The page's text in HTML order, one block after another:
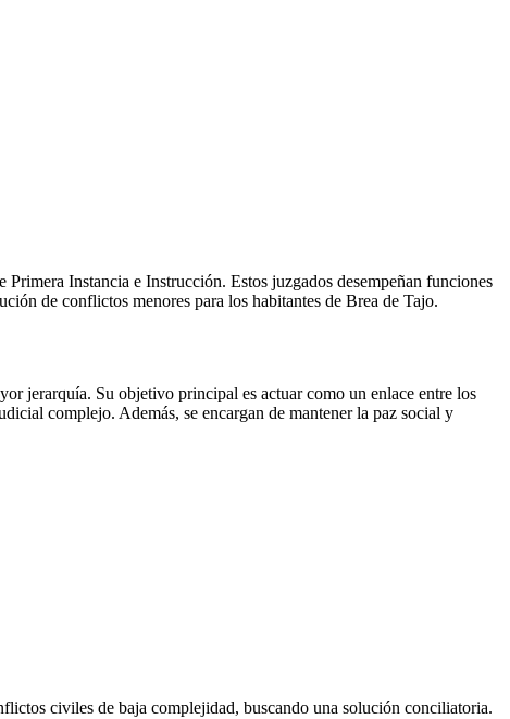
Instancia e Instrucción. Estos juzgados desempeñan funciones
de conflictos menores para los habitantes de Brea de Tajo.
jerarquía. Su objetivo principal es actuar como un enlace entre los
complejo. Además, se encargan de mantener la paz social y
civiles de baja complejidad, buscando una solución conciliatoria.